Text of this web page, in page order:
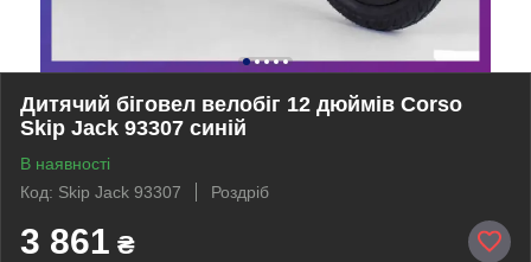
Дитячий біговел велобіг 12 дюймів Corso
Skip Jack 93307 синій
В наявності
Код: Skip Jack 93307
Роздріб
3 861 ₴